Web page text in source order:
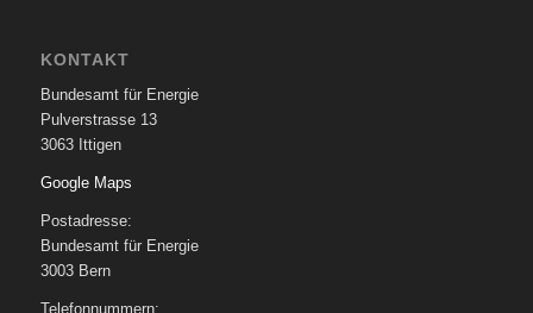
KONTAKT
Bundesamt für Energie
Pulverstrasse 13
3063 Ittigen
Google Maps
Postadresse:
Bundesamt für Energie
3003 Bern
Telefonnummern: